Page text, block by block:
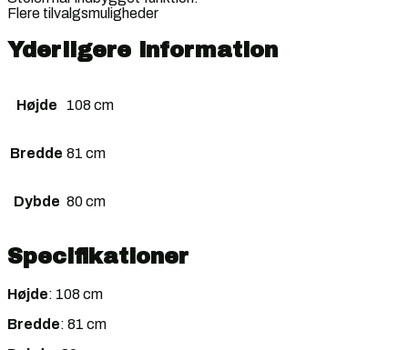
Flere tilvalgsmuligheder
Yderligere information
Højde 108 cm
Bredde 81 cm
Dybde 80 cm
Specifikationer
Højde: 108 cm
Bredde: 81 cm